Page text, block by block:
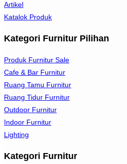
Artikel
Katalok Produk
Kategori Furnitur Pilihan
Produk Furnitur Sale
Cafe & Bar Furnitur
Ruang Tamu Furnitur
Ruang Tidur Furnitur
Outdoor Furnitur
Indoor Furnitur
Lighting
Kategori Furnitur